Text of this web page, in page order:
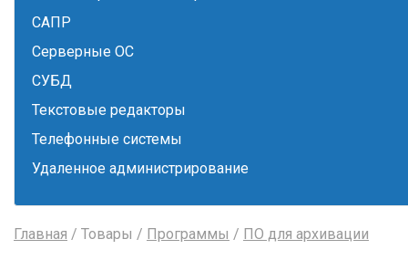
САПР
Серверные ОС
СУБД
Текстовые редакторы
Телефонные системы
Удаленное администрирование
Главная / Товары / Программы / ПО для архивации